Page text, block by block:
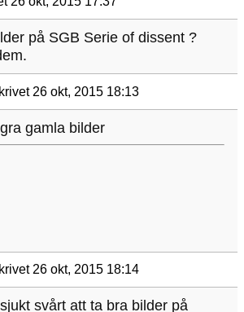
på SGB Serie of dissent ?
26 okt, 2015 18:13
gamla bilder
26 okt, 2015 18:14
svårt att ta bra bilder på